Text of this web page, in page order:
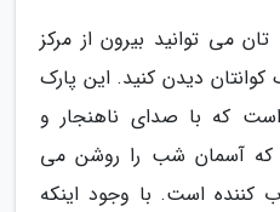
می توانید بیرون از مرکز
کوانتان دیدن کنید. این پارک
که با صدای ناهنجار و
که آسمان شب را روشن می
کننده است. با وجود اینکه